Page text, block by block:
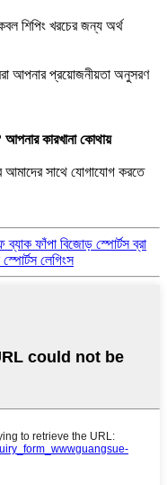
শিপিং খরচের জন্য অর্থ
আপনার প্রয়োজনীয়তা অনুসরণ
আপনার কারখানা কোথায়
আমাদের সাথে যোগাযোগ করতে
ফাঁপা বিজোড় স্পোর্টস ব্রা
লেগিংস